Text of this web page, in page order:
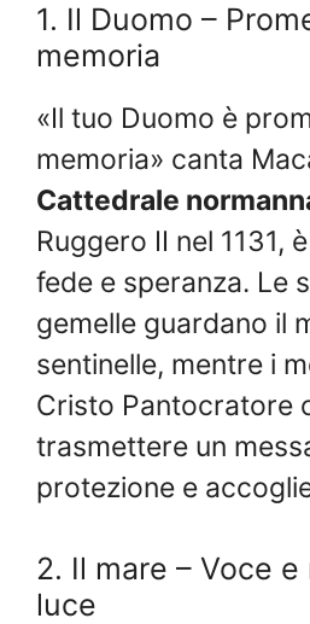
1. Il Duomo –
memoria
«Il tuo Duomo è
memoria» canta
Cattedrale
Ruggero II nel 1131,
fede e speranza. Le
gemelle guardano il
sentinelle, mentre i
Cristo Pantocratore
trasmettere un
protezione e
2. Il mare – Voce
luce